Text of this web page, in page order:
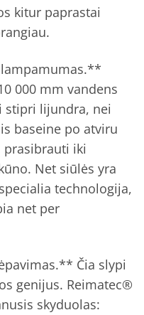
kitur paprastai
000 mm vandens
stipri lijundra, nei
baseine po atviru
iki
Net siūlės yra
technologija,
net per
Čia slypi
genijus. Reimatec®
skyduolas: